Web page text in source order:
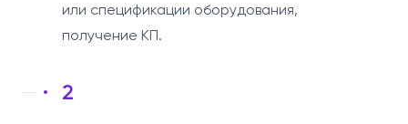
или спецификации оборудования,
получение КП.
2